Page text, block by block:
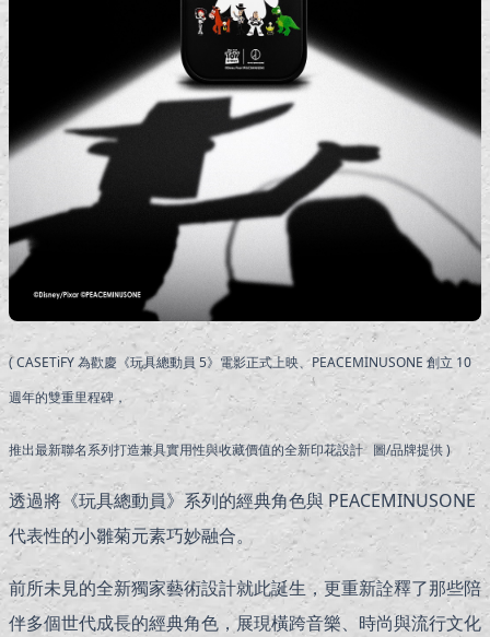
( CASETiFY 為歡慶《玩具總動員 5》電影正式上映、PEACEMINUSONE 創立 10
週年的雙重里程碑，
推出最新聯名系列打造兼具實用性與收藏價值的全新印花設計 圖/品牌提供 )
透過將《玩具總動員》系列的經典角色與 PEACEMINUSONE
代表性的小雛菊元素巧妙融合。
前所未見的全新獨家藝術設計就此誕生，更重新詮釋了那些陪
伴多個世代成長的經典角色，展現橫跨音樂、時尚與流行文化